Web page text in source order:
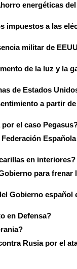
energéticas del
impuestos a las
militar de
de la luz y la
de Estados
a partir
el caso
en interiores?
para frenar
Gobierno español
en Defensa?
Rusia por el